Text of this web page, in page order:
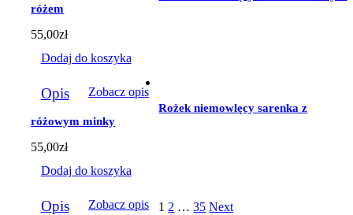
różem
55,00zł
Dodaj do koszyka
Opis Zobacz opis
Rożek niemowlęcy sarenka z
różowym minky
55,00zł
Dodaj do koszyka
Opis Zobacz opis 1 2 … 35 Next